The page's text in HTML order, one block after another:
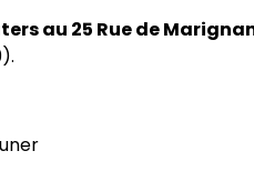
au 25 Rue de